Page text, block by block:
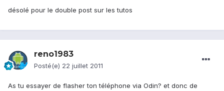
désolé pour le double post sur les tutos
reno1983
Posté(e) 22 juillet 2011
As tu essayer de flasher ton téléphone via Odin? et donc de